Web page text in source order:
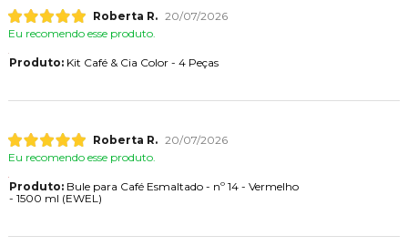
Roberta R. 20/07/2026
Eu recomendo esse produto.
Produto:Kit Café & Cia Color - 4 Peças
Roberta R. 20/07/2026
Eu recomendo esse produto.
Produto:Bule para Café Esmaltado - nº 14 - Vermelho
- 1500 ml (EWEL)